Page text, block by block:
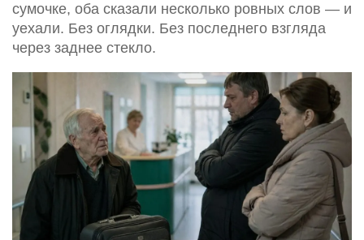
сумочке, оба сказали несколько ровных слов — и
уехали. Без оглядки. Без последнего взгляда
через заднее стекло.